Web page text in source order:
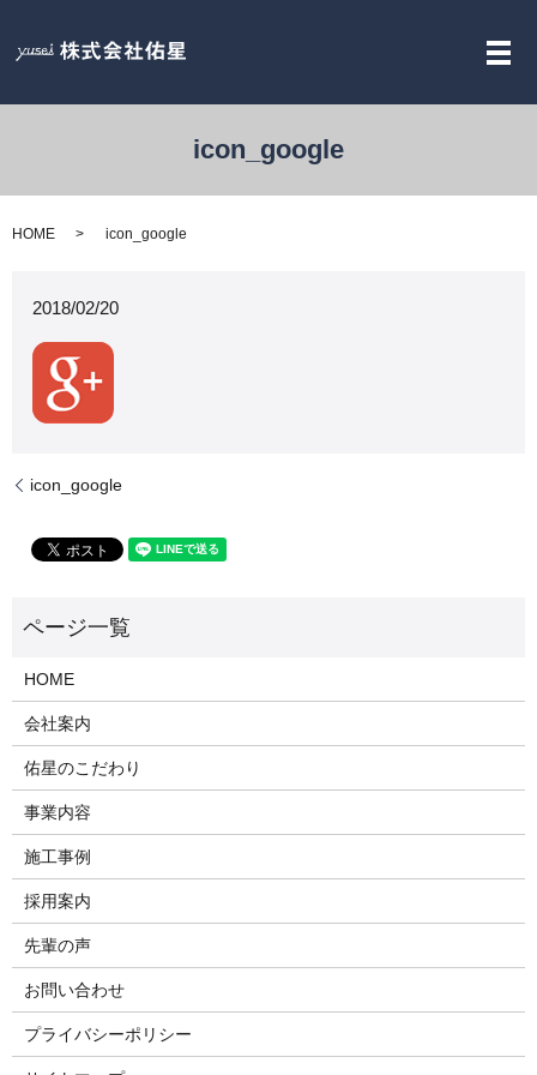
メ
icon_google
HOME icon_google
2018/02/20
icon_google
HOME
会社案内
佑星のこだわり
事業内容
施工事例
採用案内
先輩の声
お問い合わせ
プライバシーポリシー